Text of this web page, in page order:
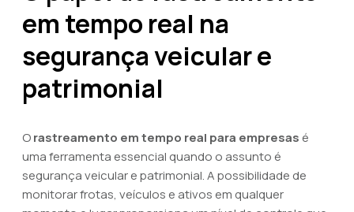
em tempo real na
segurança veicular e
patrimonial
Orastreamento em tempo real para empresas é
uma ferramenta essencial quando o assunto é
segurança veicular e patrimonial. A possibilidade de
monitorar frotas, veículos e ativos em qualquer